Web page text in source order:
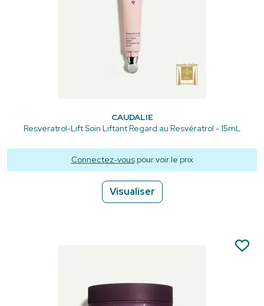
CAUDALIE
Resveratrol-Lift Soin Liftant Regard au Resvératrol - 15mL
Connectez-vouspour voir le prix
Visualiser